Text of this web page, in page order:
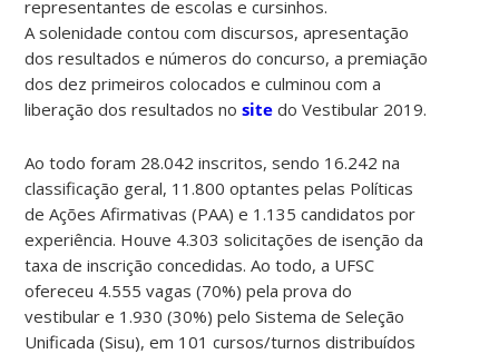
representantes de escolas e cursinhos.
A solenidade contou com discursos, apresentação
dos resultados e números do concurso, a premiação
dos dez primeiros colocados e culminou com a
liberação dos resultados nosite do Vestibular 2019.
Ao todo foram 28.042 inscritos, sendo 16.242 na
classificação geral, 11.800 optantes pelas Políticas
de Ações Afirmativas (PAA) e 1.135 candidatos por
experiência. Houve 4.303 solicitações de isenção da
taxa de inscrição concedidas. Ao todo, a UFSC
ofereceu 4.555 vagas (70%) pela prova do
vestibular e 1.930 (30%) pelo Sistema de Seleção
Unificada (Sisu), em 101 cursos/turnos distribuídos